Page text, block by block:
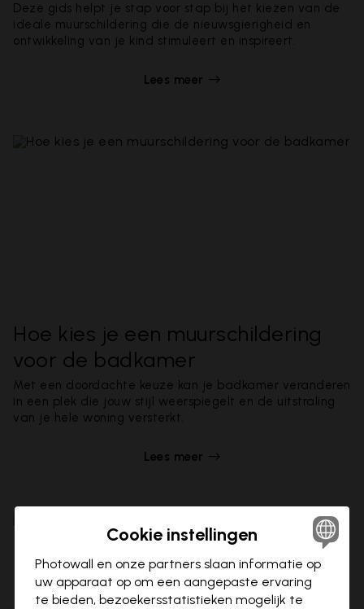
Deze gids helpt je stap voor stap bij het kiezen van de
ideale muurschildering die de nieuwsgierigheid en
ontwikkeling van je kind stimuleert en inspireert.
Lees meer
Hoe kies je een muurschildering
voor de badkamer
Met een doordachte keuze kan je badkamer veranderen
in een plek die jouw stijl weerspiegelt en de uitstraling
van je hele woning versterkt.
Lees meer
Cookie instellingen
Photowall en onze partners slaan informatie op
uw apparaat op om een aangepaste ervaring
te bieden, bezoekersstatistieken mogelijk te